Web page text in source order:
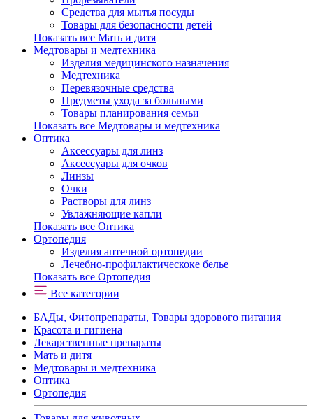
Средства для мытья посуды
Товары для безопасности детей
Показать все Мать и дитя
Медтовары и медтехника
Изделия медицинского назначения
Медтехника
Перевязочные средства
Предметы ухода за больными
Товары планирования семьи
Показать все Медтовары и медтехника
Оптика
Аксессуары для линз
Аксессуары для очков
Линзы
Очки
Растворы для линз
Увлажняющие капли
Показать все Оптика
Ортопедия
Изделия аптечной ортопедии
Лечебно-профилактическоке белье
Показать все Ортопедия
Все категории
БАДы, Фитопрепараты, Товары здорового питания
Красота и гигиена
Лекарственные препараты
Мать и дитя
Медтовары и медтехника
Оптика
Ортопедия